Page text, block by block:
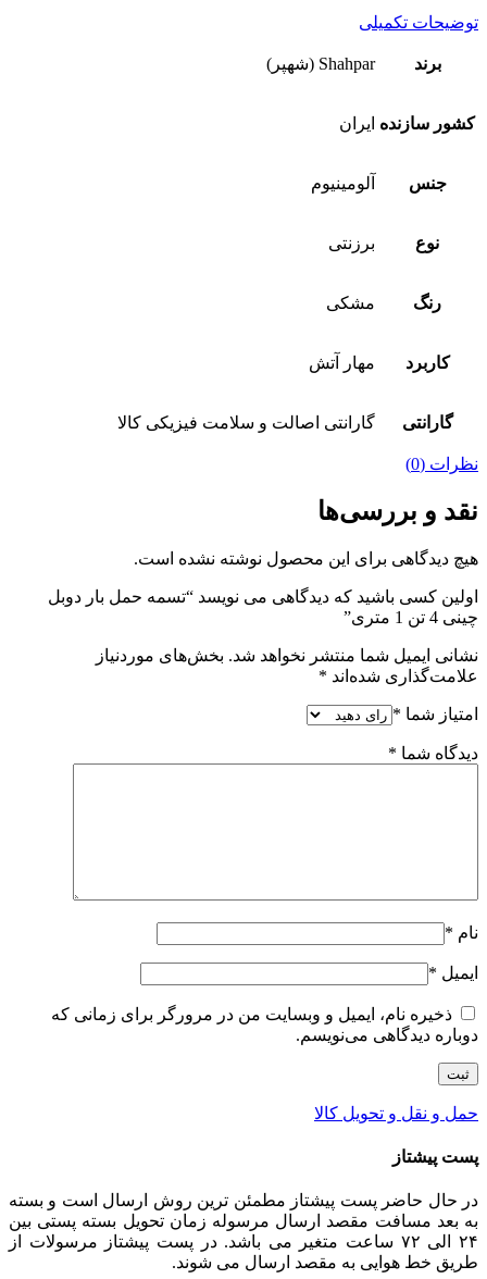
توضیحات تکمیلی
برند Shahpar (شهپر)
کشور سازنده ایران
جنس آلومینیوم
نوع برزنتی
رنگ مشکی
کاربرد مهار آتش
گارانتی گارانتی اصالت و سلامت فیزیکی کالا
نظرات (0)
نقد و بررسی‌ها
هیچ دیدگاهی برای این محصول نوشته نشده است.
اولین کسی باشید که دیدگاهی می نویسد “تسمه حمل بار دوبل
چینی 4 تن 1 متری”
نشانی ایمیل شما منتشر نخواهد شد. بخش‌های موردنیاز
علامت‌گذاری شده‌اند *
امتیاز شما *
دیدگاه شما *
نام *
ایمیل *
ذخیره نام، ایمیل و وبسایت من در مرورگر برای زمانی که
دوباره دیدگاهی می‌نویسم.
حمل و نقل و تحویل کالا
پست پیشتاز
در حال حاضر پست پیشتاز مطمئن ترین روش ارسال است و بسته
به بعد مسافت مقصد ارسال مرسوله زمان تحویل بسته پستی بین
۲۴ الی ۷۲ ساعت متغیر می باشد. در پست پیشتاز مرسولات از
طریق خط هوایی به مقصد ارسال می شوند.